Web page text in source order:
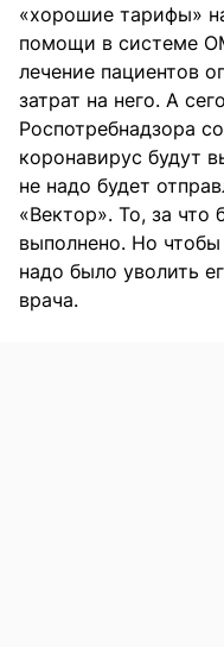
«хорошие тарифы»
помощи в системе
лечение пациентов
затрат на него. А
Роспотребнадзора
коронавирус будут
не надо будет
«Вектор». То, за что
выполнено. Но
надо было уволить
врача.